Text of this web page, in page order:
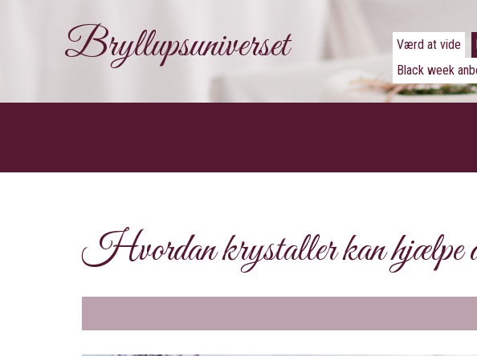
Bryllupsuniverset Værd at vide
Black week
Hvordan krystaller kan hjælpe